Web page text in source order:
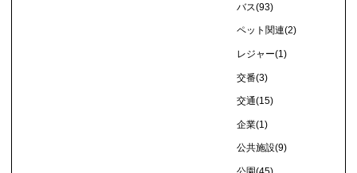
バス(93)
ペット関連(2)
レジャー(1)
交番(3)
交通(15)
企業(1)
公共施設(9)